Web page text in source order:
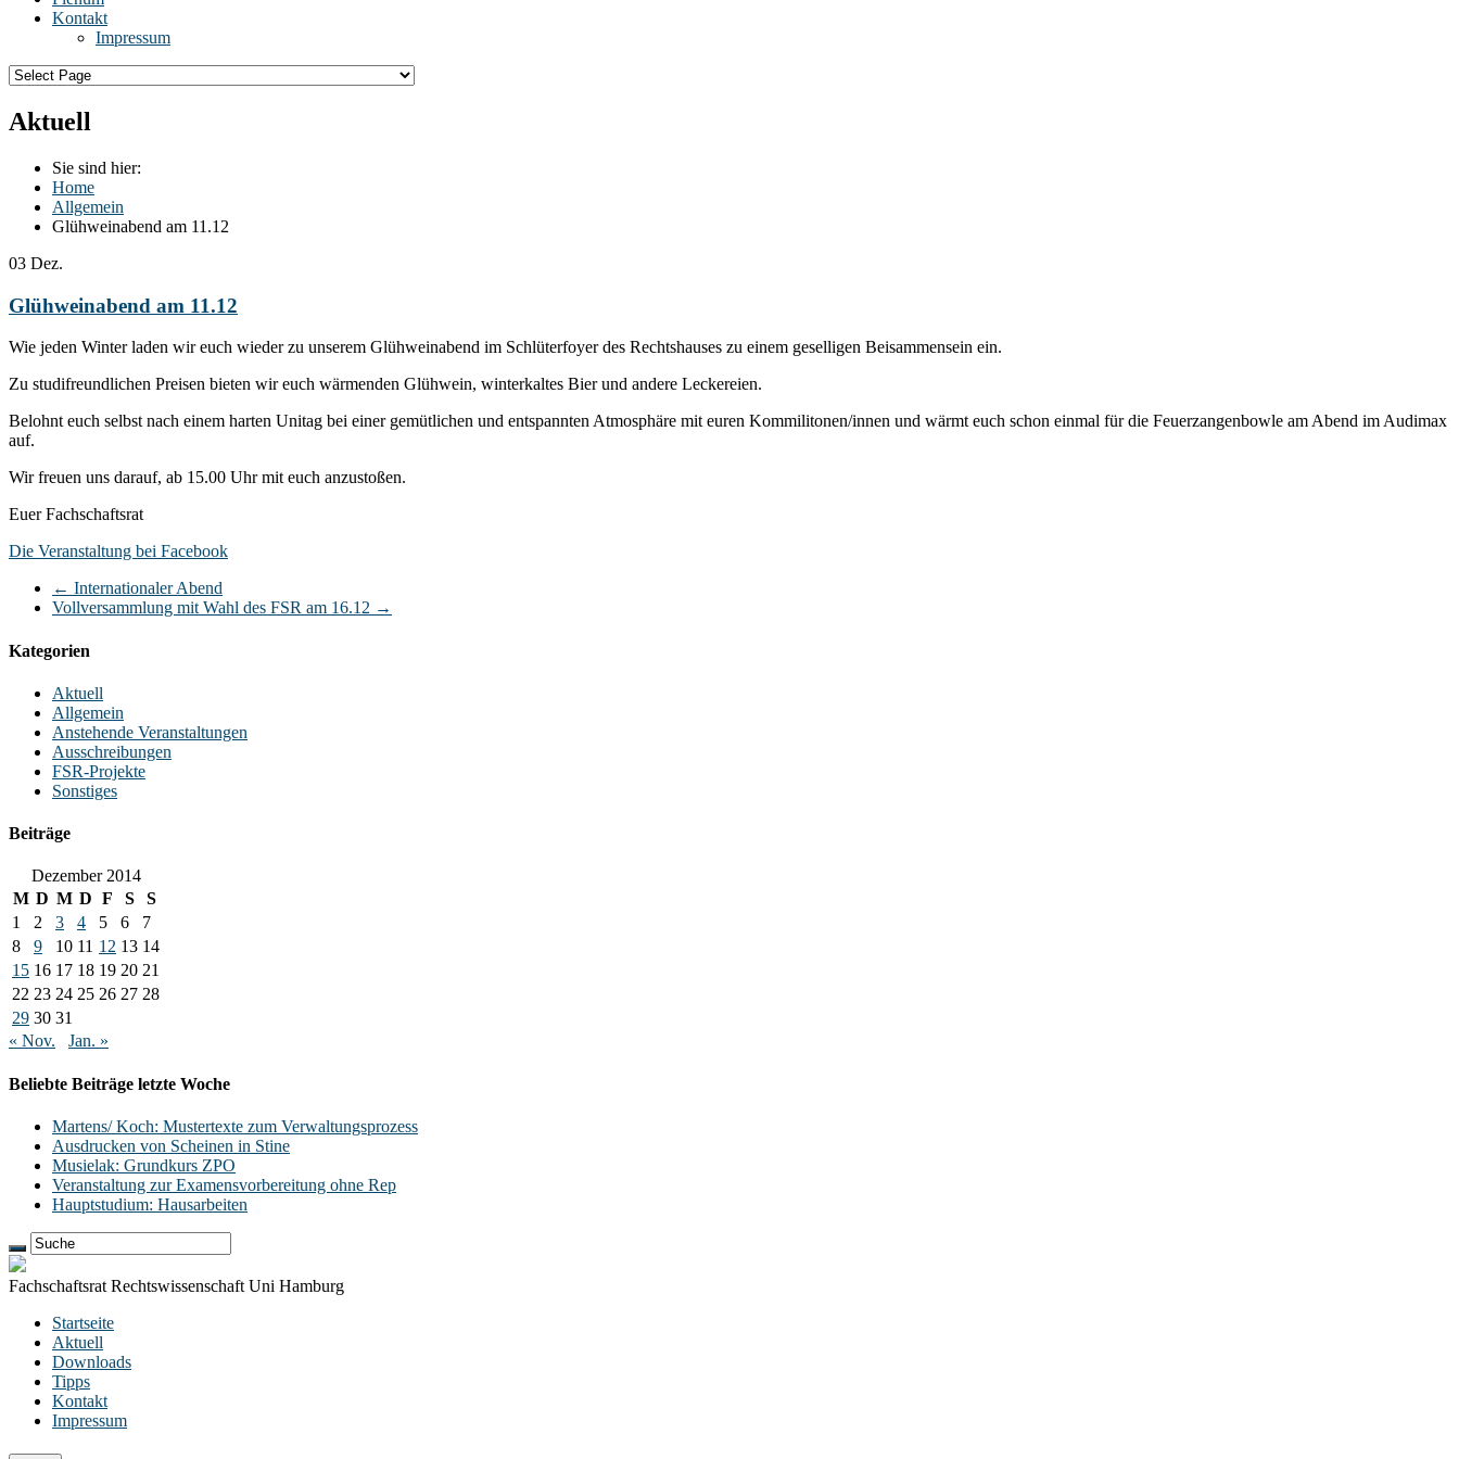
Kontakt
Impressum
Aktuell
Sie sind hier:
Home
Allgemein
Glühweinabend am 11.12
03 Dez.
Glühweinabend am 11.12
Wie jeden Winter laden wir euch wieder zu unserem Glühweinabend im Schlüterfoyer des Rechtshauses zu einem geselligen Beisammensein ein.
Zu studifreundlichen Preisen bieten wir euch wärmenden Glühwein, winterkaltes Bier und andere Leckereien.
Belohnt euch selbst nach einem harten Unitag bei einer gemütlichen und entspannten Atmosphäre mit euren Kommilitonen/innen und wärmt euch schon einmal für die Feuerzangenbowle am Abend im Audimax
auf.
Wir freuen uns darauf, ab 15.00 Uhr mit euch anzustoßen.
Euer Fachschaftsrat
Die Veranstaltung bei Facebook
← Internationaler Abend
Vollversammlung mit Wahl des FSR am 16.12 →
Kategorien
Aktuell
Allgemein
Anstehende Veranstaltungen
Ausschreibungen
FSR-Projekte
Sonstiges
Beiträge
Dezember 2014
M D M D F S
S
1
2 3 4 5 6
7
8
9 10 11 12 13 14
15 16 17 18 19 20 21
22 23 24 25 26 27 28
29 30 31
« Nov.
Jan. »
Beliebte Beiträge letzte Woche
Martens/ Koch: Mustertexte zum Verwaltungsprozess
Ausdrucken von Scheinen in Stine
Musielak: Grundkurs ZPO
Veranstaltung zur Examensvorbereitung ohne Rep
Hauptstudium: Hausarbeiten
Fachschaftsrat Rechtswissenschaft Uni Hamburg
Startseite
Aktuell
Downloads
Tipps
Kontakt
Impressum